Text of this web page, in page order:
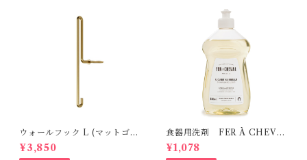
ウォールフック L (マットゴー
ルド） MOEBE
¥3,850
食器用洗剤 FER À CHEVA
L
¥1,078